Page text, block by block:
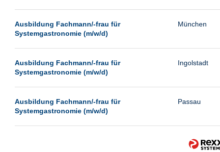
Ausbildung Fachmann/-frau für
Systemgastronomie (m/w/d)
München
Ausbildung Fachmann/-frau für
Systemgastronomie (m/w/d)
Ingolstadt
Ausbildung Fachmann/-frau für
Systemgastronomie (m/w/d)
Passau